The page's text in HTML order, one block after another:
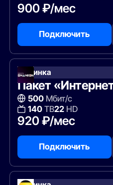
900 ₽/мес
Подключить
Новинка
Пакет
500Мбит/с
140ТВ22HD
920 ₽/мес
Подключить